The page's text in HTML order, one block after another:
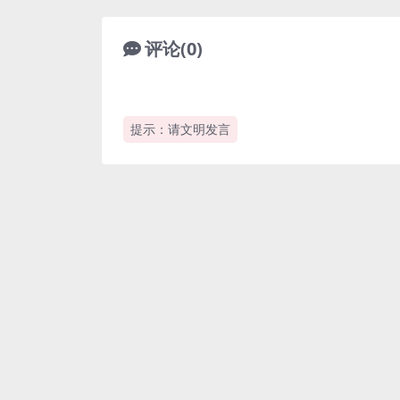
评论(0)
提示：请文明发言